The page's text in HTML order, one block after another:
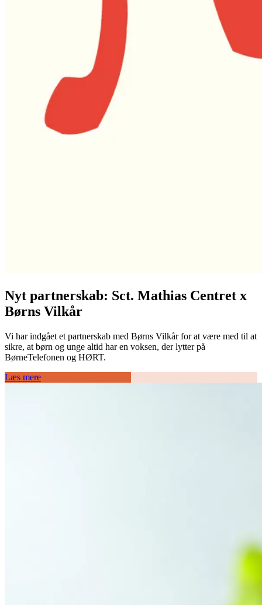
Nyt partnerskab: Sct. Mathias Centret x
Børns Vilkår
Vi har indgået et partnerskab med Børns Vilkår for at være med til at
sikre, at børn og unge altid har en voksen, der lytter på
BørneTelefonen og HØRT.
Læs mere